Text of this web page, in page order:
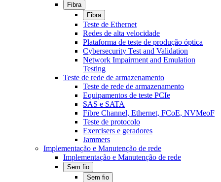
Fibra
Fibra
Teste de Ethernet
Redes de alta velocidade
Plataforma de teste de produção óptica
Cybersecurity Test and Validation
Network Impairment and Emulation
Testing
Teste de rede de armazenamento
Teste de rede de armazenamento
Equipamentos de teste PCIe
SAS e SATA
Fibre Channel, Ethernet, FCoE, NVMeoF
Teste de protocolo
Exercisers e geradores
Jammers
Implementação e Manutenção de rede
Implementação e Manutenção de rede
Sem fio
Sem fio